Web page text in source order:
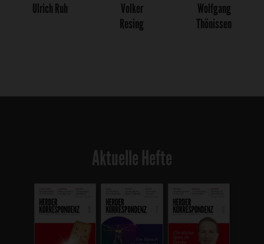
Ulrich Ruh
Volker
Resing
Wolfgang
Thönissen
Aktuelle Hefte